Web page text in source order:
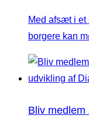
Med afsæt i et
borgere kan
Bliv medlem